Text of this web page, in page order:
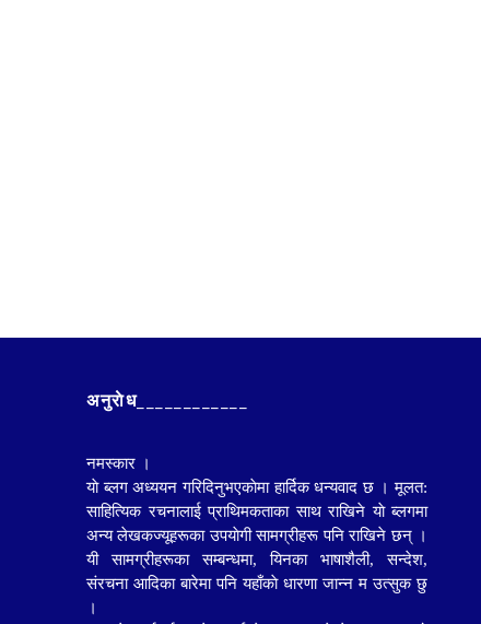
अनुराेध____________
नमस्कार ।
याे ब्लग अध्ययन गरिदिनुभएकाेमा हार्दिक धन्यवाद छ । मूलत:
साहित्यिक रचनालाई प्राथिमकताका साथ राखिने याे ब्लगमा